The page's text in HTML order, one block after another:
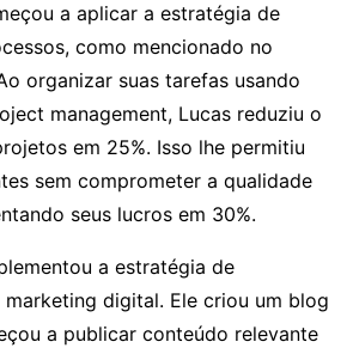
a aplicar a estratégia de
como mencionado no
organizar suas tarefas usando
management, Lucas reduziu o
em 25%. Isso lhe permitiu
sem comprometer a qualidade
seus lucros em 30%.
a estratégia de
digital. Ele criou um blog
a publicar conteúdo relevante